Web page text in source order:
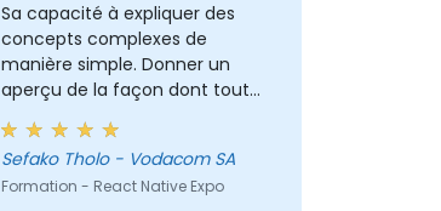
Sa capacité à expliquer des
concepts complexes de
manière simple. Donner un
aperçu de la façon dont tout
est lié et comment nous
pouvons les appliquer au mieux
dans nos scénarios de travail.
Sefako Tholo - Vodacom SA
Formation - React Native Expo